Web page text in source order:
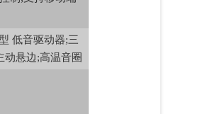
低音驱动器;三
悬边;高温音圈